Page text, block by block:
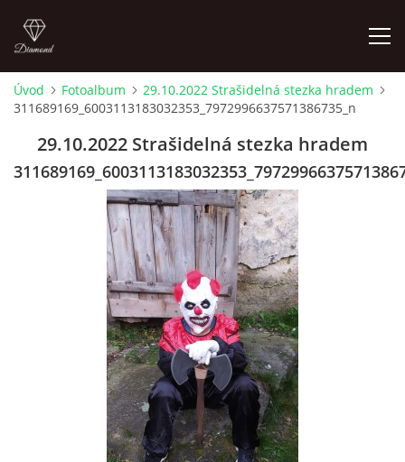
LETNÍ KINO NA HRADĚ 2022
ÚVOD
© 2026 eStránky.cz |RSS
Úvod Fotoalbum
29.10.2022 Strašidelná stezka hradem
311689169_6003113183032353_7972996637571386735_n
29.10.2022 Strašidelná stezka hradem